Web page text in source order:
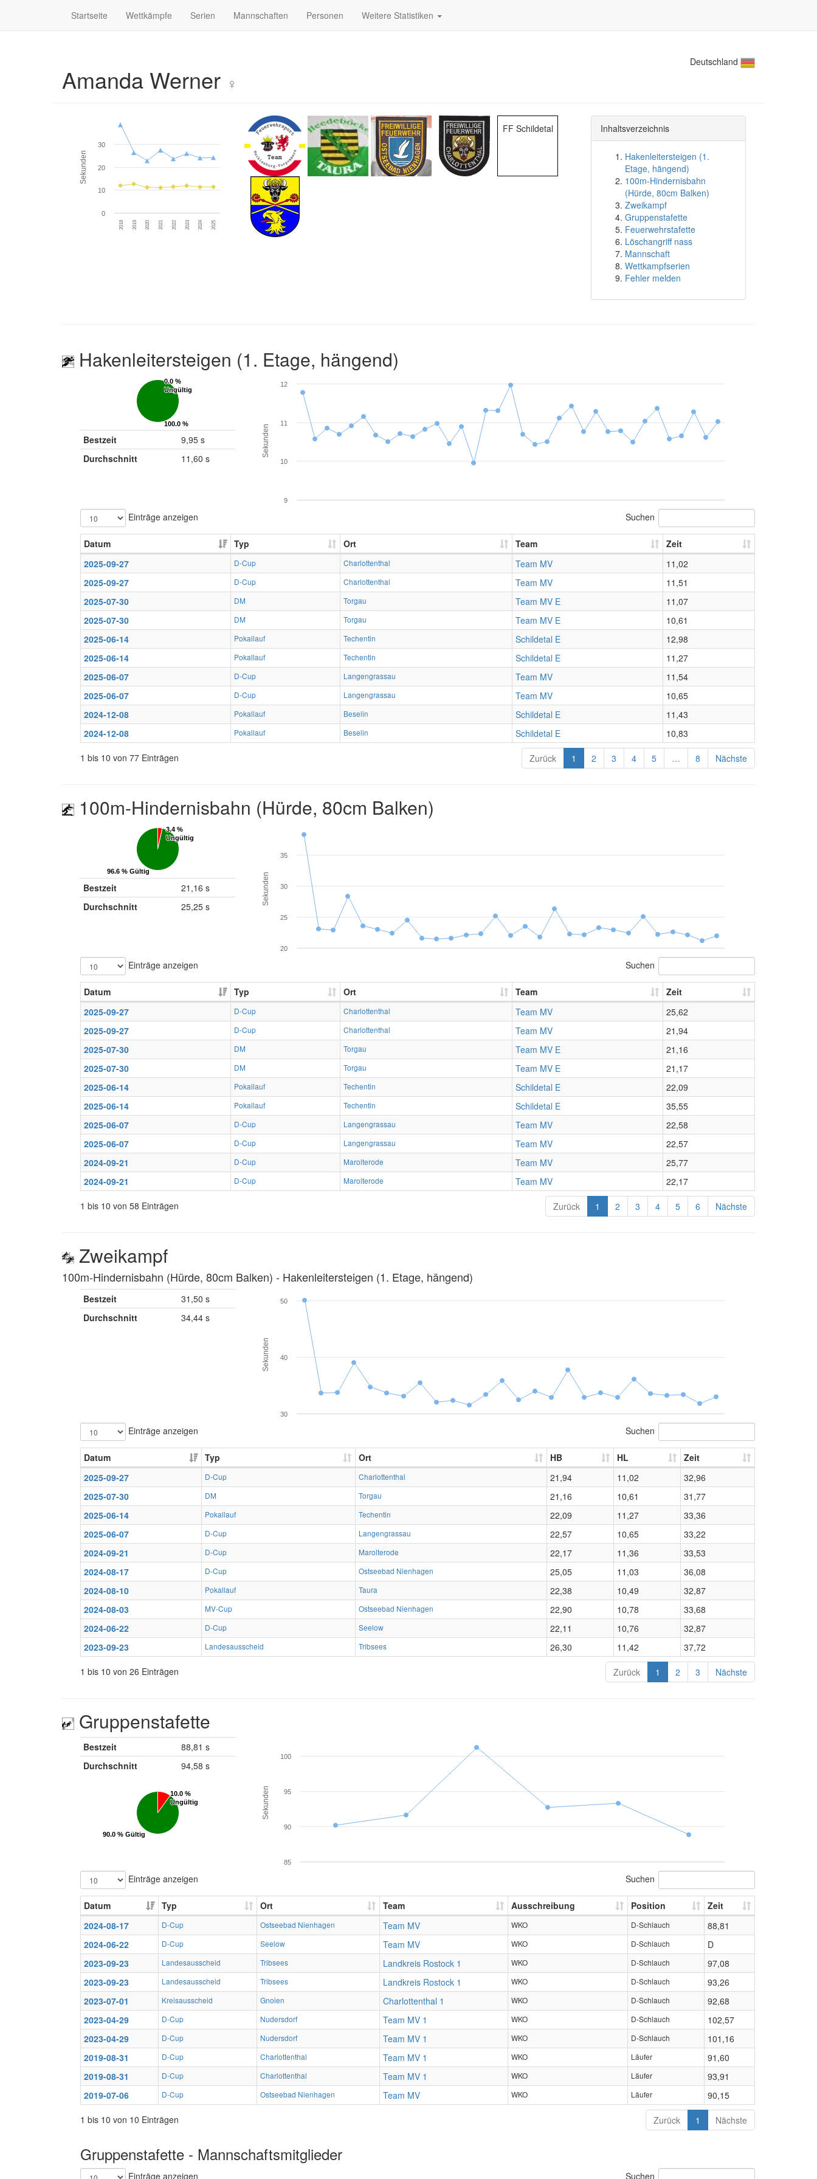
Startseite Wettkämpfe Serien Mannschaften Personen Weitere Statistiken
Deutschland
Amanda Werner ♀
Sekunden
2018 2019 2020 2021 2022 2023 2024 2025
0
10
20
30
FF Schildetal Inhaltsverzeichnis
Hakenleitersteigen (1.
Etage, hängend)
100m-Hindernisbahn
(Hürde, 80cm Balken)
Zweikampf
Gruppenstafette
Feuerwehrstafette
Löschangriff nass
Mannschaft
Wettkampfserien
Fehler melden
Hakenleitersteigen (1. Etage, hängend)
0.0 %
Ungültig
0.0 %
Ungültig
100.0 %
Gültig
100.0 %
Gültig
Bestzeit
9,95 s
Durchschnitt
11,60 s
Sekunden
9
10
11
12
Einträge anzeigen Suchen
Datum Typ Ort Team
Zeit
2025-09-27
D-Cup Charlottenthal Team MV
11,02
2025-09-27
D-Cup Charlottenthal Team MV
11,51
2025-07-30
DM Torgau Team MV E
11,07
2025-07-30
DM Torgau Team MV E
10,61
2025-06-14
Pokallauf Techentin Schildetal E
12,98
2025-06-14
Pokallauf Techentin Schildetal E
11,27
2025-06-07
D-Cup Langengrassau Team MV
11,54
2025-06-07
D-Cup Langengrassau Team MV
10,65
2024-12-08
Pokallauf Beselin Schildetal E
11,43
2024-12-08
Pokallauf Beselin Schildetal E
10,83
1 bis 10 von 77 Einträgen
Zurück 1 2 3 4 5 … 8 Nächste
100m-Hindernisbahn (Hürde, 80cm Balken)
3.4 %
Ungültig
3.4 %
Ungültig
96.6 % Gültig
96.6 % Gültig
Bestzeit
21,16 s
Durchschnitt
25,25 s
Sekunden
20
25
30
35
Einträge anzeigen Suchen
Datum Typ Ort Team
Zeit
2025-09-27
D-Cup Charlottenthal Team MV
25,62
2025-09-27
D-Cup Charlottenthal Team MV
21,94
2025-07-30
DM Torgau Team MV E
21,16
2025-07-30
DM Torgau Team MV E
21,17
2025-06-14
Pokallauf Techentin Schildetal E
22,09
2025-06-14
Pokallauf Techentin Schildetal E
35,55
2025-06-07
D-Cup Langengrassau Team MV
22,58
2025-06-07
D-Cup Langengrassau Team MV
22,57
2024-09-21
D-Cup Marolterode Team MV
25,77
2024-09-21
D-Cup Marolterode Team MV
22,17
1 bis 10 von 58 Einträgen
Zurück 1 2 3 4 5 6 Nächste
Zweikampf
100m-Hindernisbahn (Hürde, 80cm Balken) ‐ Hakenleitersteigen (1. Etage, hängend)
Bestzeit
31,50 s
Durchschnitt
34,44 s
Sekunden
30
40
50
Einträge anzeigen Suchen
Datum Typ Ort HB HL
Zeit
2025-09-27
D-Cup Charlottenthal 21,94 11,02
32,96
2025-07-30
DM Torgau 21,16 10,61
31,77
2025-06-14
Pokallauf Techentin 22,09 11,27
33,36
2025-06-07
D-Cup Langengrassau 22,57 10,65
33,22
2024-09-21
D-Cup Marolterode 22,17 11,36
33,53
2024-08-17
D-Cup Ostseebad Nienhagen 25,05 11,03
36,08
2024-08-10
Pokallauf Taura 22,38 10,49
32,87
2024-08-03
MV-Cup Ostseebad Nienhagen 22,90 10,78
33,68
2024-06-22
D-Cup Seelow 22,11 10,76
32,87
2023-09-23
Landesausscheid Tribsees 26,30 11,42
37,72
1 bis 10 von 26 Einträgen
Zurück 1 2 3 Nächste
Gruppenstafette
Bestzeit
88,81 s
Durchschnitt
94,58 s
10.0 %
Ungültig
10.0 %
Ungültig
90.0 % Gültig
90.0 % Gültig
Sekunden
85
90
95
100
Einträge anzeigen Suchen
Datum Typ Ort Team Ausschreibung Position
Zeit
2024-08-17
D-Cup Ostseebad Nienhagen Team MV WKO D-Schlauch
88,81
2024-06-22
D-Cup Seelow Team MV WKO D-Schlauch
D
2023-09-23
Landesausscheid Tribsees Landkreis Rostock 1 WKO D-Schlauch
97,08
2023-09-23
Landesausscheid Tribsees Landkreis Rostock 1 WKO D-Schlauch
93,26
2023-07-01
Kreisausscheid Gnoien Charlottenthal 1 WKO D-Schlauch
92,68
2023-04-29
D-Cup Nudersdorf Team MV 1 WKO D-Schlauch
102,57
2023-04-29
D-Cup Nudersdorf Team MV 1 WKO D-Schlauch
101,16
2019-08-31
D-Cup Charlottenthal Team MV 1 WKO Läufer
91,60
2019-08-31
D-Cup Charlottenthal Team MV 1 WKO Läufer
93,91
2019-07-06
D-Cup Ostseebad Nienhagen Team MV WKO Läufer
90,15
1 bis 10 von 10 Einträgen
Zurück 1 Nächste
Gruppenstafette - Mannschaftsmitglieder
Einträge anzeigen Suchen